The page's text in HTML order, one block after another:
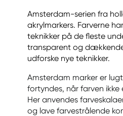
Amsterdam-serien fra
akrylmarkers. Farverne
teknikker på de fleste
transparent og
udforske nye teknikker.
Amsterdam marker er
fortyndes, når farven ikke
Her anvendes
og lave farvestrålende